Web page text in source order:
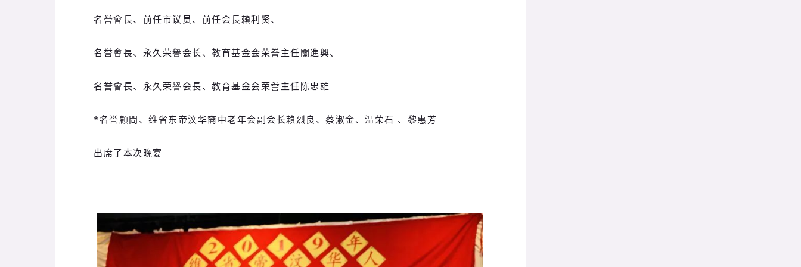
名誉會長、前任市议员、前任会長賴利贤、
名誉會長、永久荣譽会长、教育基金会荣誊主任關進興、
名誉會長、永久荣譽会長、教育基金会荣誊主任陈忠雄
*名誉顧問、维省东帝汶华裔中老年会副会长賴烈良、蔡淑金、温荣石 、黎惠芳
出席了本次晚宴